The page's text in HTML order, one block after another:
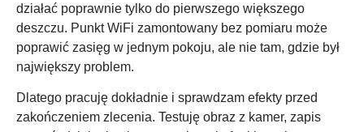
działać poprawnie tylko do pierwszego większego
deszczu. Punkt WiFi zamontowany bez pomiaru może
poprawić zasięg w jednym pokoju, ale nie tam, gdzie był
największy problem.
Dlatego pracuję dokładnie i sprawdzam efekty przed
zakończeniem zlecenia. Testuję obraz z kamer, zapis